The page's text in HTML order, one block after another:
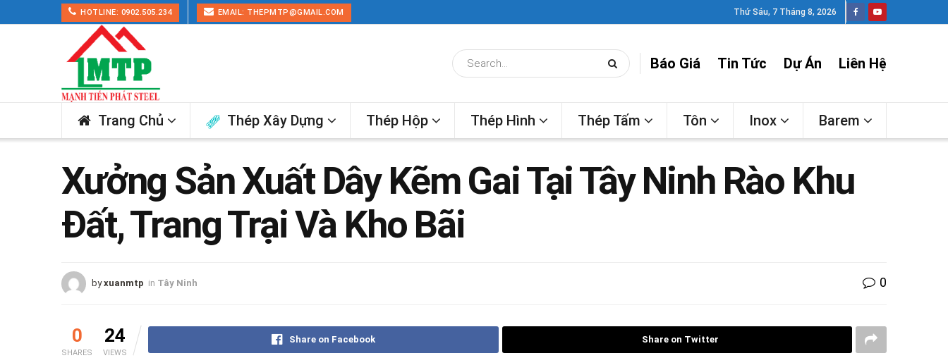
HOTLINE: 0902.505.234 EMAIL: THEPMTP@GMAIL.COM Thứ Sáu, 7 Tháng 8, 2026
Báo Giá Tin Tức Dự Án Liên Hệ
Trang Chủ Thép Xây Dựng Thép Hộp Thép Hình Thép Tấm Tôn Inox Barem
Xưởng Sản Xuất Dây Kẽm Gai Tại Tây Ninh Rào Khu
Đất, Trang Trại Và Kho Bãi
by xuanmtp in Tây Ninh 0
0
SHARES
24
VIEWS
Share on Facebook Share on Twitter